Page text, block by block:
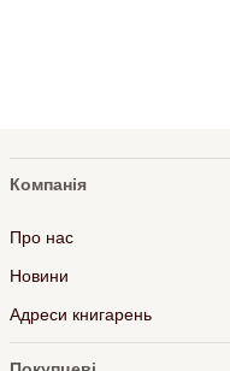
Компанія
Про нас
Новини
Адреси книгарень